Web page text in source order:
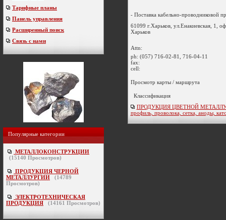
Тарифные планы
Панель управления
Расширенный поиск
Связь с нами
Популярные категории
МЕТАЛЛОКОНСТРУКЦИИ
(15140 Просмотров)
ПРОДУКЦИЯ ЧЕРНОЙ
МЕТАЛЛУРГИИ
(14789
Просмотров)
ЭЛЕКТРОТЕХНИЧЕСКАЯ
ПРОДУКЦИЯ
(14161 Просмотров)
- Поставка кабельно-проводниковой
61099 г.Харьков, ул.Енакиевская, 1,
Харьков
Attn:
ph: (057) 716-02-81, 716-04-11
fax:
cell:
Просмотр карты / маршрута
Классификация
ПРОДУКЦИЯ ЦВЕТНОЙ
профиль, проволока, сетка, аноды,